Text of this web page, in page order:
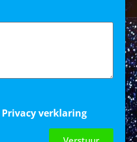
Privacy verklaring